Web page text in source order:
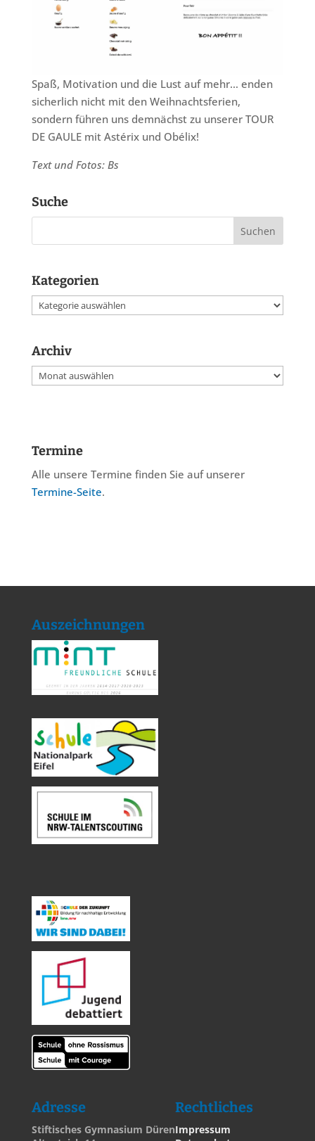
Spaß, Motivation und die Lust auf mehr… enden
sicherlich nicht mit den Weihnachtsferien,
sondern führen uns demnächst zu unserer TOUR
DE GAULE mit Astérix und Obélix!
Text und Fotos: Bs
Suche
Kategorien
Kategorien
Archiv
Archiv
Termine
Alle unsere Termine finden Sie auf unserer
Termine-Seite.
Auszeichnungen
Adresse
Stiftisches Gymnasium Düren
Rechtliches
Impressum